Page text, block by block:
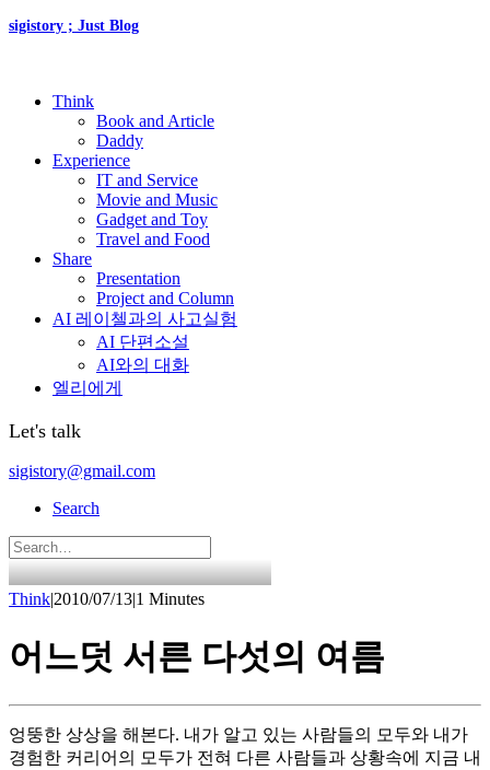
sigistory ; Just Blog
Think
Book and Article
Daddy
Experience
IT and Service
Movie and Music
Gadget and Toy
Travel and Food
Share
Presentation
Project and Column
AI 레이첼과의 사고실험
AI 단편소설
AI와의 대화
엘리에게
Let's talk
sigistory@gmail.com
Search
Think|2010/07/13|1 Minutes
어느덧 서른 다섯의 여름
엉뚱한 상상을 해본다. 내가 알고 있는 사람들의 모두와 내가
경험한 커리어의 모두가 전혀 다른 사람들과 상황속에 지금 내